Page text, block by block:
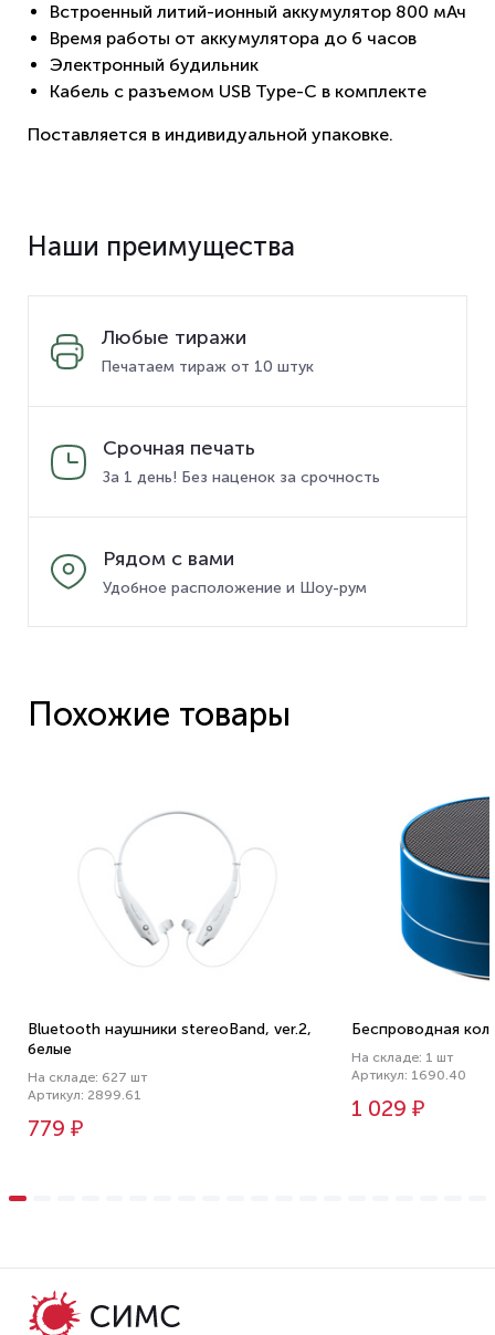
Встроенный литий-ионный аккумулятор 800 мАч
Время работы от аккумулятора до 6 часов
Электронный будильник
Кабель с разъемом USB Type-C в комплекте
Поставляется в индивидуальной упаковке.
Наши преимущества
Любые тиражи
Печатаем тираж от 10 штук
Срочная печать
За 1 день! Без наценок за срочность
Рядом с вами
Удобное расположение и Шоу-рум
Похожие товары
Bluetooth наушники stereoBand, ver.2,
белые
На складе: 627 шт
Артикул: 2899.61
779 ₽
Беспроводная
На складе: 1 шт
Артикул: 1690.40
1 029 ₽